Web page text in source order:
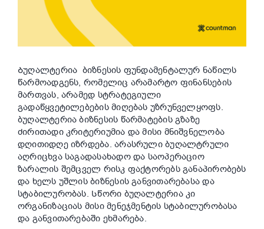
Ბუღალტერია ბიზნესის ფუნდამენტალურ ნაწილს
წარმოადგენს, რომელიც არამარტო ფინანსების
მართვას, არამედ სტრატეგიული
გადაწყვეტილებების მიღებას უზრუნველყოფს.
ბუღალტერია ბიზნესის წარმატების გზაზე
ძირითადი კრიტერიუმია და მისი მნიშვნელობა
დღითიდღე იზრდება.არასრული ბუღალტრული
აღრიცხვა საგადასახადო და საოპერაციო
ზარალის შემცველ რისკ ფაქტორებს განაპირობებს
და ხელს უშლის ბიზნესის განვითარებასა და
სტაბილურობას. Სწორი ბუღალტერია კი
ორგანიზაციას მისი მენეჯმენტის სტაბილურობასა
და განვითარებაში ეხმარება.